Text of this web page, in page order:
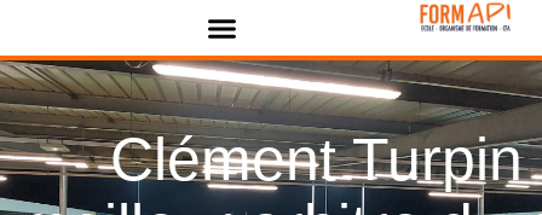
Clément Turpin
Panneau de gestion des cookies